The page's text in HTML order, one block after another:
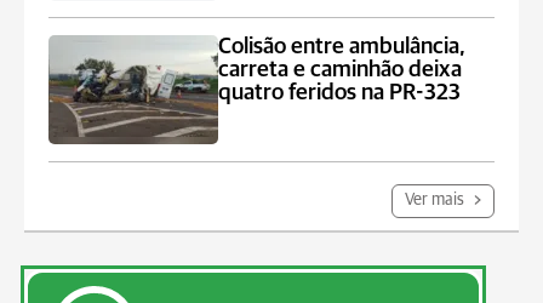
Colisão entre ambulância,
carreta e caminhão deixa
quatro feridos na PR-323
Ver mais